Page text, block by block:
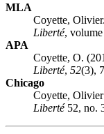
MLA
Coyette,
Liberté,
APA
Coyette, O.
Liberté, 52(3),
Chicago
Coyette, Olivier
Liberté52, no.